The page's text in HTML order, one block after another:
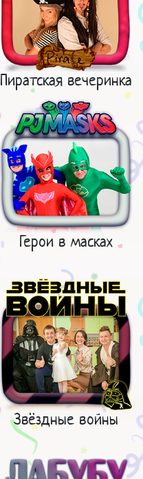
Пиратская вечеринка
Герои в масках
Звёздные войны